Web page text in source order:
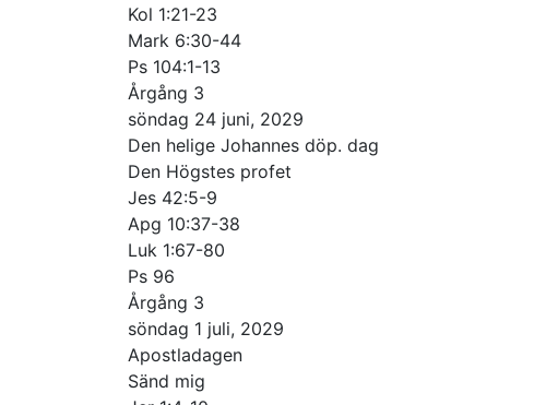
Kol 1:21-23
Mark 6:30-44
Ps 104:1-13
Årgång 3
söndag 24 juni, 2029
Den helige Johannes döp. dag
Den Högstes profet
Jes 42:5-9
Apg 10:37-38
Luk 1:67-80
Ps 96
Årgång 3
söndag 1 juli, 2029
Apostladagen
Sänd mig